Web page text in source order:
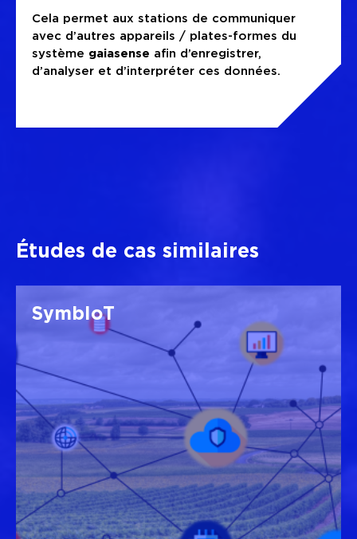
Cela permet aux stations de communiquer
avec d’autres appareils / plates-formes du
système gaiasense afin d’enregistrer,
d’analyser et d’interpréter ces données.
Études de cas similaires
SymbIoT